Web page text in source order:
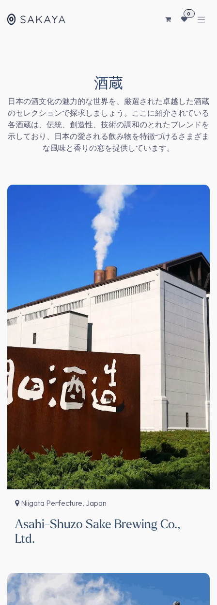
0
酒蔵
日本の酒文化の魅力的な世界を、厳選された卓越した酒蔵
のセレクションで探求しましょう。ここに紹介されている
各酒蔵は、伝統、創造性、技術の調和のとれたブレンドを
示しており、日本の愛される飲み物を特徴づけるさまざま
な風味と香りの窓を提供しています。
Niigata Perfecture, Japan
Asahi-Shuzo Sake Brewing Co.,
Ltd.